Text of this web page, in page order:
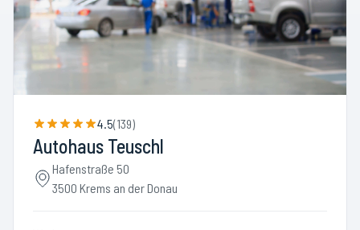
4.5(139)
Autohaus Teuschl
Hafenstraße 50
3500 Krems an der Donau